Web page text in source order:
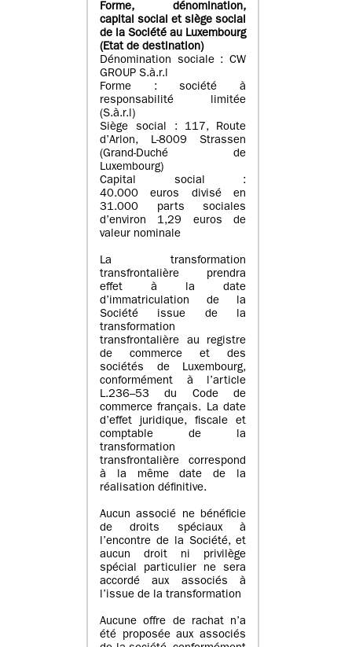
Forme, dénomination,
capital social et siège social
de la Société au Luxembourg
(Etat de destination)
Dénomination sociale : CW
GROUP S.à.r.l
Forme : société à
responsabilité limitée
(S.à.r.l)
Siège social : 117, Route
d’Arlon, L-8009 Strassen
(Grand-Duché de
Luxembourg)
Capital social :
40.000 euros divisé en
31.000 parts sociales
d’environ 1,29 euros de
valeur nominale
La transformation
transfrontalière prendra
effet à la date
d’immatriculation de la
Société issue de la
transformation
transfrontalière au registre
de commerce et des
sociétés de Luxembourg,
conformément à l’article
L.236–53 du Code de
commerce français. La date
d’effet juridique, fiscale et
comptable de la
transformation
transfrontalière correspond
à la même date de la
réalisation définitive.
Aucun associé ne bénéficie
de droits spéciaux à
l’encontre de la Société, et
aucun droit ni privilège
spécial particulier ne sera
accordé aux associés à
l’issue de la transformation
Aucune offre de rachat n’a
été proposée aux associés